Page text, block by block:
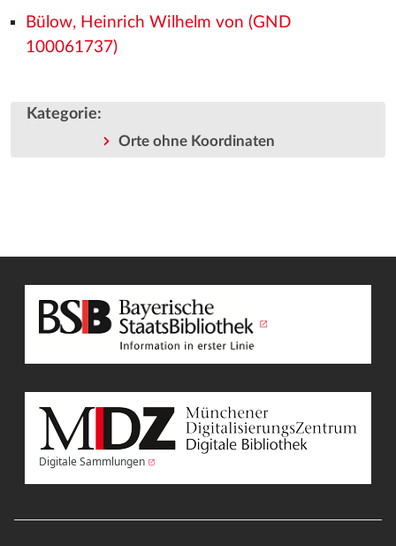
Bülow, Heinrich Wilhelm von (GND
100061737)
Kategorie:
Orte ohne Koordinaten
Digitale Sammlungen